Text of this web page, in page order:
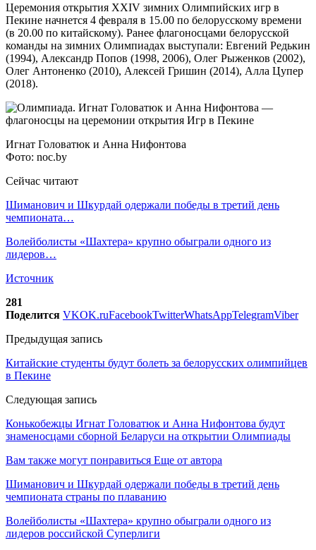
Церемония открытия XXIV зимних Олимпийских игр в
Пекине начнется 4 февраля в 15.00 по белорусскому времени
(в 20.00 по китайскому). Ранее флагоносцами белорусской
команды на зимних Олимпиадах выступали: Евгений Редькин
(1994), Александр Попов (1998, 2006), Олег Рыженков (2002),
Олег Антоненко (2010), Алексей Гришин (2014), Алла Цупер
(2018).
Игнат Головатюк и Анна Нифонтова
Фото: noc.by
Сейчас читают
Шиманович и Шкурдай одержали победы в третий день
чемпионата…
Волейболисты «Шахтера» крупно обыграли одного из
лидеров…
Источник
281
Поделится VKOK.ruFacebookTwitterWhatsAppTelegramViber
Предыдущая запись
Китайские студенты будут болеть за белорусских олимпийцев
в Пекине
Следующая запись
Конькобежцы Игнат Головатюк и Анна Нифонтова будут
знаменосцами сборной Беларуси на открытии Олимпиады
Вам также могут понравиться Еще от автора
Шиманович и Шкурдай одержали победы в третий день
чемпионата страны по плаванию
Волейболисты «Шахтера» крупно обыграли одного из
лидеров российской Суперлиги